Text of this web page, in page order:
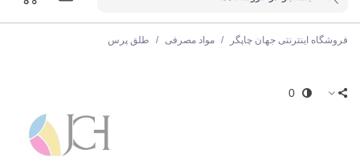
فروشگاه اینترنتی جهان چاپگر / مواد مصرفی / طلق پرس
0